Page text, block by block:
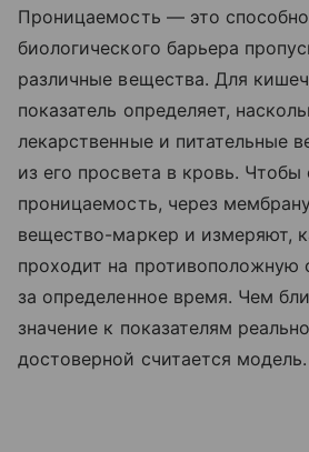
Проницаемость — это
биологического барьера
различные вещества. Для
показатель определяет,
лекарственные и питательные
из его просвета в кровь. Чтобы
проницаемость, через
вещество-маркер и измеряют,
проходит на противоположную
за определенное время. Чем
значение к показателям
достоверной считается модель.